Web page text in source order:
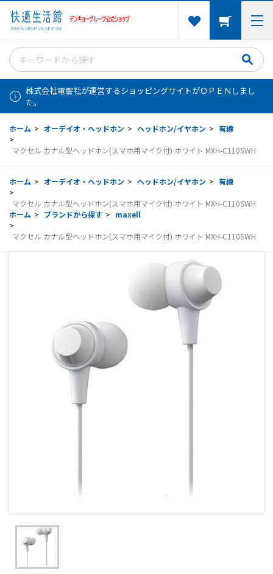
株式会社電響社が運営するショッピングサイトがＯＰＥＮしまし
た。
ホーム > オーデイオ・ヘッドホン > ヘッドホン/イヤホン > 有線
>
マクセル カナル型ヘッドホン(スマホ用マイク付) ホワイト MXH-C110SWH
ホーム > オーデイオ・ヘッドホン > ヘッドホン/イヤホン > 有線
>
マクセル カナル型ヘッドホン(スマホ用マイク付) ホワイト MXH-C110SWH
ホーム > ブランドから探す > maxell
>
マクセル カナル型ヘッドホン(スマホ用マイク付) ホワイト MXH-C110SWH